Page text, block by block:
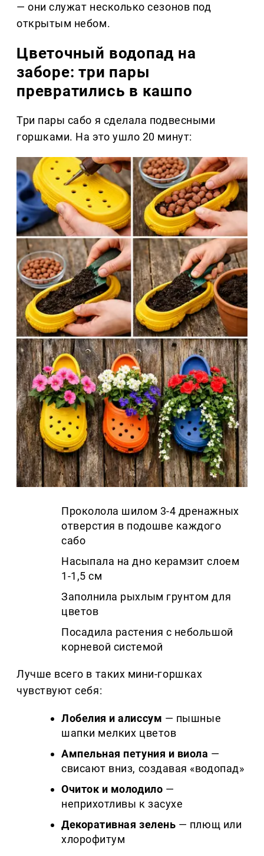
— они служат несколько сезонов под
открытым небом.
Цветочный водопад на
заборе: три пары
превратились в кашпо
Три пары сабо я сделала подвесными
горшками. На это ушло 20 минут:
Проколола шилом 3-4 дренажных
отверстия в подошве каждого
сабо
Насыпала на дно керамзит слоем
1-1,5 см
Заполнила рыхлым грунтом для
цветов
Посадила растения с небольшой
корневой системой
Лучше всего в таких мини-горшках
чувствуют себя:
Лобелия и алиссум — пышные
шапки мелких цветов
Ампельная петуния и виола —
свисают вниз, создавая «водопад»
Очиток и молодило —
неприхотливы к засухе
Декоративная зелень — плющ или
хлорофитум